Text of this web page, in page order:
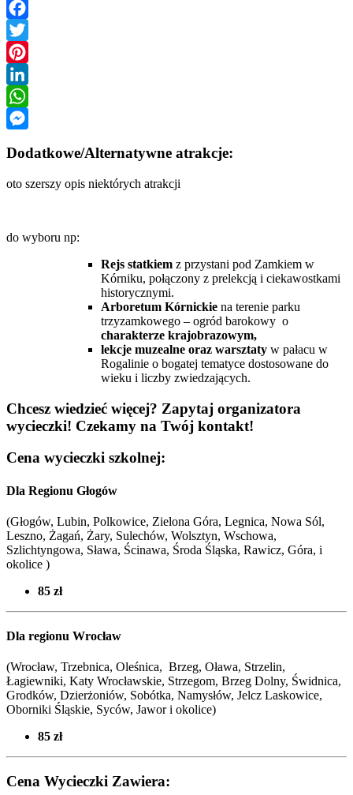
Facebook
Twitter
Pinterest
LinkedIn
WhatsApp
Dodatkowe/Alternatywne atrakcje:
oto szerszy opis niektórych atrakcji
do wyboru np:
Rejs statkiem z przystani pod Zamkiem w
Kórniku, połączony z prelekcją i ciekawostkami
historycznymi.
Arboretum Kórnickie na terenie parku
trzyzamkowego – ogród barokowy o
charakterze krajobrazowym,
lekcje muzealne oraz warsztaty w pałacu w
Rogalinie o bogatej tematyce dostosowane do
wieku i liczby zwiedzających.
Chcesz wiedzieć więcej? Zapytaj organizatora
wycieczki! Czekamy na Twój kontakt!
Cena wycieczki szkolnej:
Dla Regionu Głogów
(Głogów, Lubin, Polkowice, Zielona Góra, Legnica, Nowa Sól,
Leszno, Żagań, Żary, Sulechów, Wolsztyn, Wschowa,
Szlichtyngowa, Sława, Ścinawa, Środa Śląska, Rawicz, Góra, i
okolice )
85 zł
Dla regionu Wrocław
(Wrocław, Trzebnica, Oleśnica, Brzeg, Oława, Strzelin,
Łagiewniki, Katy Wrocławskie, Strzegom, Brzeg Dolny, Świdnica,
Grodków, Dzierżoniów, Sobótka, Namysłów, Jelcz Laskowice,
Oborniki Śląskie, Syców, Jawor i okolice)
85 zł
Cena Wycieczki Zawiera: